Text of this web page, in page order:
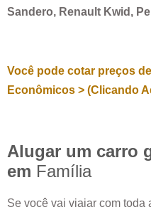
Sandero, Renault Kwid,
Você pode cotar preços
Econômicos > (Clicando
Alugar um carro
em Família
Se você vai viajar com toda